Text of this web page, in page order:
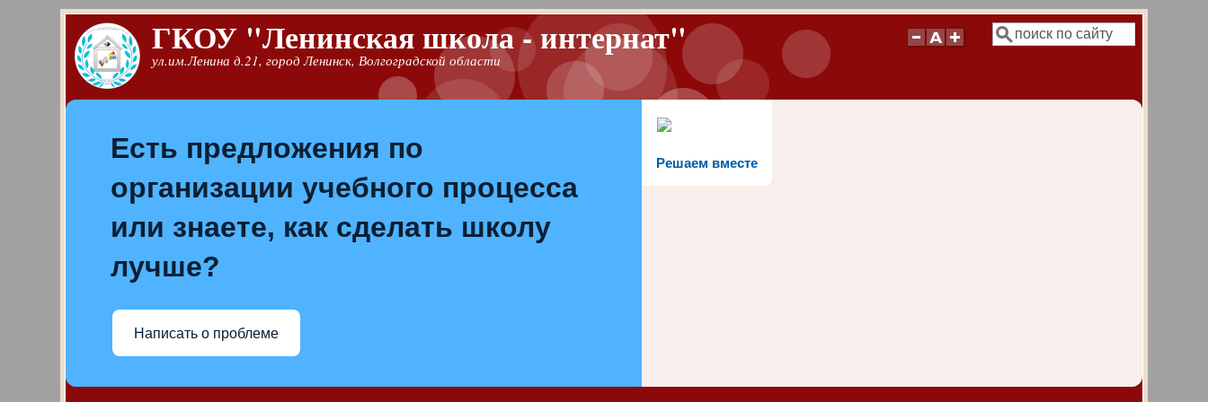
Перейти к основному содержаниюГКОУ "Ленинская школа - интернат"
ул.им.Ленина д.21, город Ленинск, Волгоградской области
Форма поиска
Поиск
Решаем вместе
Есть предложения по
организации учебного процесса
или знаете, как сделать школу
лучше?
Написать о проблеме